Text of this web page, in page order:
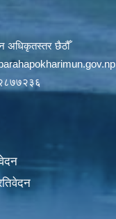
अधिकृतस्तर छैठौँ